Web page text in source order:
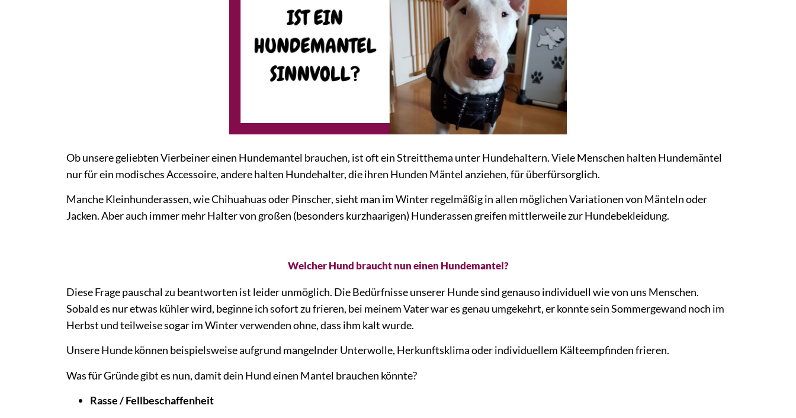
Ob unsere geliebten Vierbeiner einen Hundemantel brauchen, ist oft ein Streitthema unter Hundehaltern. Viele Menschen halten Hundemäntel
nur für ein modisches Accessoire, andere halten Hundehalter, die ihren Hunden Mäntel anziehen, für überfürsorglich.
Manche Kleinhunderassen, wie Chihuahuas oder Pinscher, sieht man im Winter regelmäßig in allen möglichen Variationen von Mänteln oder
Jacken. Aber auch immer mehr Halter von großen (besonders kurzhaarigen) Hunderassen greifen mittlerweile zur Hundebekleidung.
Welcher Hund braucht nun einen Hundemantel?
Diese Frage pauschal zu beantworten ist leider unmöglich. Die Bedürfnisse unserer Hunde sind genauso individuell wie von uns Menschen.
Sobald es nur etwas kühler wird, beginne ich sofort zu frieren, bei meinem Vater war es genau umgekehrt, er konnte sein Sommergewand noch im
Herbst und teilweise sogar im Winter verwenden ohne, dass ihm kalt wurde.
Unsere Hunde können beispielsweise aufgrund mangelnder Unterwolle, Herkunftsklima oder individuellem Kälteempfinden frieren.
Was für Gründe gibt es nun, damit dein Hund einen Mantel brauchen könnte?
Rasse / Fellbeschaffenheit